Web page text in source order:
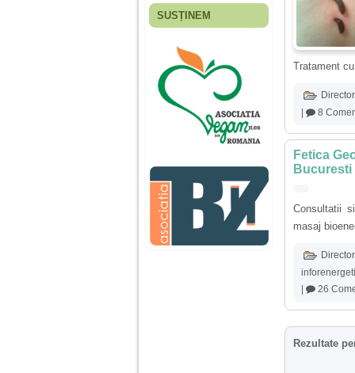
Fiica mea s-a nascut
ani, privind in urma
realizez cat de multe
greseli am facut in
educatia si cresterea
ei, am fost o mama
egoista, preocupata
de implinirea
profesionala, cand ea
era mica am neglijat-
agresiva, orice
greseala era taxata cu
o palma sau pedepse.
De 4 ani am o relatie
serioasa cu un barbat
SUSȚINEM
Tratament
8
Fetica
Bucuresti
Consultatii
masaj
26
Rezultate